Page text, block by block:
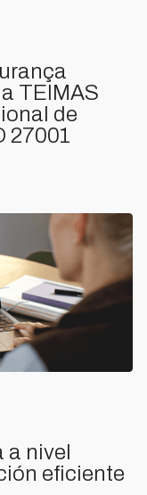
TEIMAS
de
27001
a nivel
eficiente